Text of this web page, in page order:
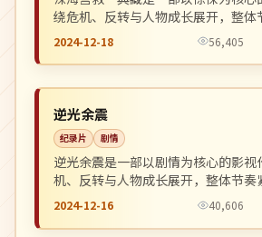
绕危机、反转与人物成长展开，整体
推荐观看。
2024-12-18 56,405
美国
逆光余震
纪录片 剧情
逆光余震是一部以剧情为核心的影视
机、反转与人物成长展开，整体节奏
观看。
2024-12-16 40,606